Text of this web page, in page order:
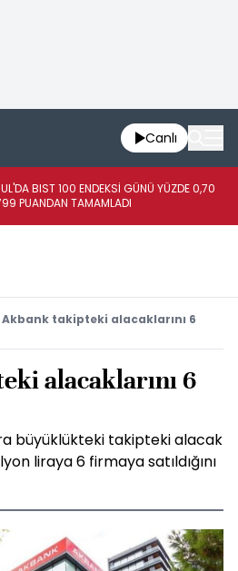
Canlı
BIST 100 ENDEKSİ GÜNÜ YÜZDE 0,70
PUANDAN TAMAMLADI
Akbank takipteki alacaklarını 6
alacaklarını 6
büyüklükteki takipteki alacak
liraya 6 firmaya satıldığını